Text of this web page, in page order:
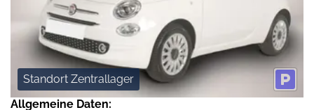
Standort Zentrallager
Allgemeine Daten: